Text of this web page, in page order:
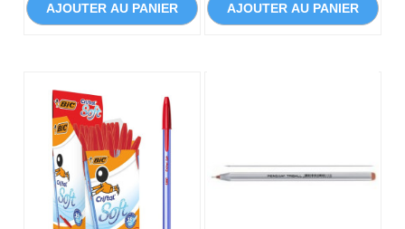
AJOUTER AU PANIER AJOUTER AU PANIER